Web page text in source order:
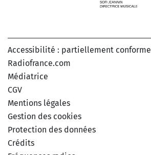
Accessibilité : partiellement conforme
Radiofrance.com
Médiatrice
CGV
Mentions légales
Gestion des cookies
Protection des données
Crédits